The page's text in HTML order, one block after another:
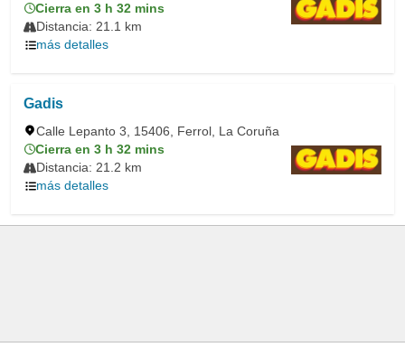
Cierra en 3 h 32 mins
Distancia: 21.1 km
más detalles
Gadis
Calle Lepanto 3, 15406, Ferrol, La Coruña
Cierra en 3 h 32 mins
Distancia: 21.2 km
más detalles